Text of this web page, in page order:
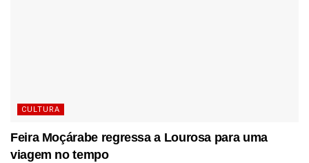
CULTURA
Feira Moçárabe regressa a Lourosa para uma
viagem no tempo